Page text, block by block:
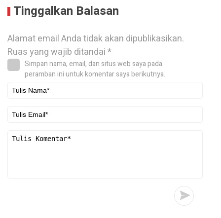
Tinggalkan Balasan
Alamat email Anda tidak akan dipublikasikan.
Ruas yang wajib ditandai*
Simpan nama, email, dan situs web saya pada
peramban ini untuk komentar saya berikutnya.